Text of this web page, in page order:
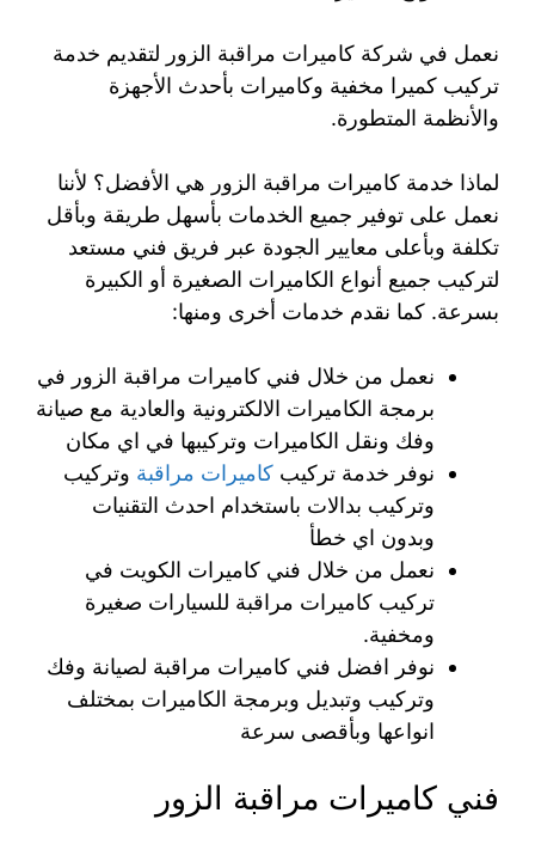
نعمل في شركة كاميرات مراقبة الزور لتقديم خدمة
تركيب كميرا مخفية وكاميرات بأحدث الأجهزة
والأنظمة المتطورة.
لماذا خدمة كاميرات مراقبة الزور هي الأفضل؟ لأننا
نعمل على توفير جميع الخدمات بأسهل طريقة وبأقل
تكلفة وبأعلى معايير الجودة عبر فريق فني مستعد
لتركيب جميع أنواع الكاميرات الصغيرة أو الكبيرة
بسرعة. كما نقدم خدمات أخرى ومنها:
نعمل من خلال فني كاميرات مراقبة الزور في
برمجة الكاميرات الالكترونية والعادية مع صيانة
وفك ونقل الكاميرات وتركيبها في اي مكان
نوفر خدمة تركيب كاميرات مراقبة وتركيب
وتركيب بدالات باستخدام احدث التقنيات
وبدون اي خطأ
نعمل من خلال فني كاميرات الكويت في
تركيب كاميرات مراقبة للسيارات صغيرة
ومخفية.
نوفر افضل فني كاميرات مراقبة لصيانة وفك
وتركيب وتبديل وبرمجة الكاميرات بمختلف
انواعها وبأقصى سرعة
فني كاميرات مراقبة الزور